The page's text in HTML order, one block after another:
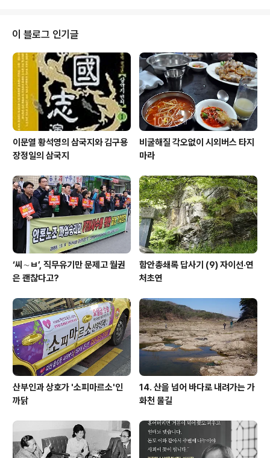
사 보선 예비후보로 선관위에 등록한 새누리당의 하영제
전 농림수산식품부 차관이 8월 29일 창원 한 호텔에서 출
판 기념회를 열었습니다. 하 예비후보는 독특하게도 그 날
두 가지 책의 출판을 한꺼번에 기념했답니다. 와 가 그것이
었습니다. 모인 사람이 무려 3000명 안팎이었다는데, 이
는 나흘 전 치러진 이학렬 고성군수의 ..
이 블로그 인기글
이문열 황석영의 삼국지와 김구용
장정일의 삼국지
비굴해질 각오없이 시외버스 타지
마라
‘씨∼ㅂ’, 직무유기만 문제고 월권
은 괜찮다고?
함안총쇄록 답사기 (9) 자이선·연
처초연
산부인과 상호가 '소피마르소'인
까닭
14. 산을 넘어 바다로 내려가는 가
화천 물길